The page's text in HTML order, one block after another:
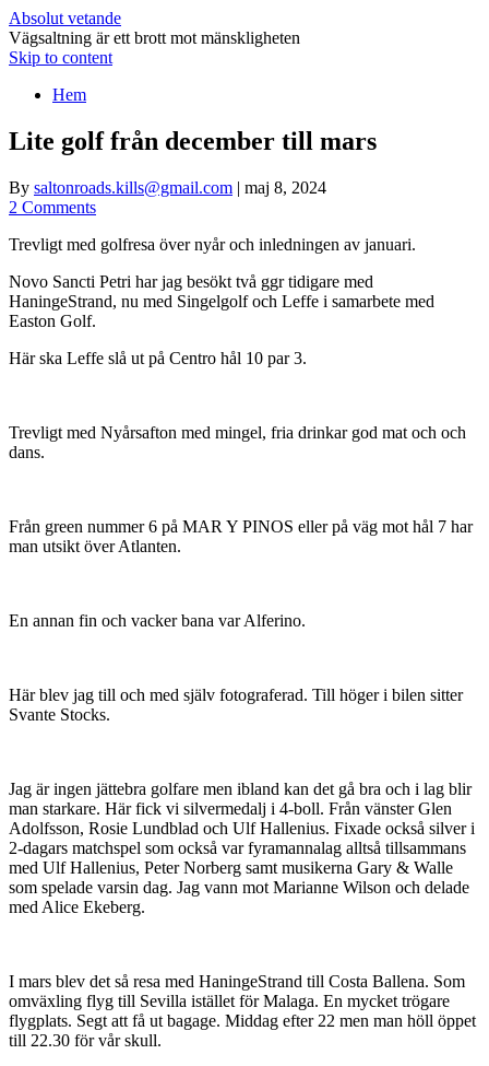
Absolut vetande
Vägsaltning är ett brott mot mänskligheten
Skip to content
Hem
Lite golf från december till mars
By saltonroads.kills@gmail.com | maj 8, 2024
2 Comments
Trevligt med golfresa över nyår och inledningen av januari.
Novo Sancti Petri har jag besökt två ggr tidigare med
HaningeStrand, nu med Singelgolf och Leffe i samarbete med
Easton Golf.
Här ska Leffe slå ut på Centro hål 10 par 3.
Trevligt med Nyårsafton med mingel, fria drinkar god mat och och
dans.
Från green nummer 6 på MAR Y PINOS eller på väg mot hål 7 har
man utsikt över Atlanten.
En annan fin och vacker bana var Alferino.
Här blev jag till och med själv fotograferad. Till höger i bilen sitter
Svante Stocks.
Jag är ingen jättebra golfare men ibland kan det gå bra och i lag blir
man starkare. Här fick vi silvermedalj i 4-boll. Från vänster Glen
Adolfsson, Rosie Lundblad och Ulf Hallenius. Fixade också silver i
2-dagars matchspel som också var fyramannalag alltså tillsammans
med Ulf Hallenius, Peter Norberg samt musikerna Gary & Walle
som spelade varsin dag. Jag vann mot Marianne Wilson och delade
med Alice Ekeberg.
I mars blev det så resa med HaningeStrand till Costa Ballena. Som
omväxling flyg till Sevilla istället för Malaga. En mycket trögare
flygplats. Segt att få ut bagage. Middag efter 22 men man höll öppet
till 22.30 för vår skull.